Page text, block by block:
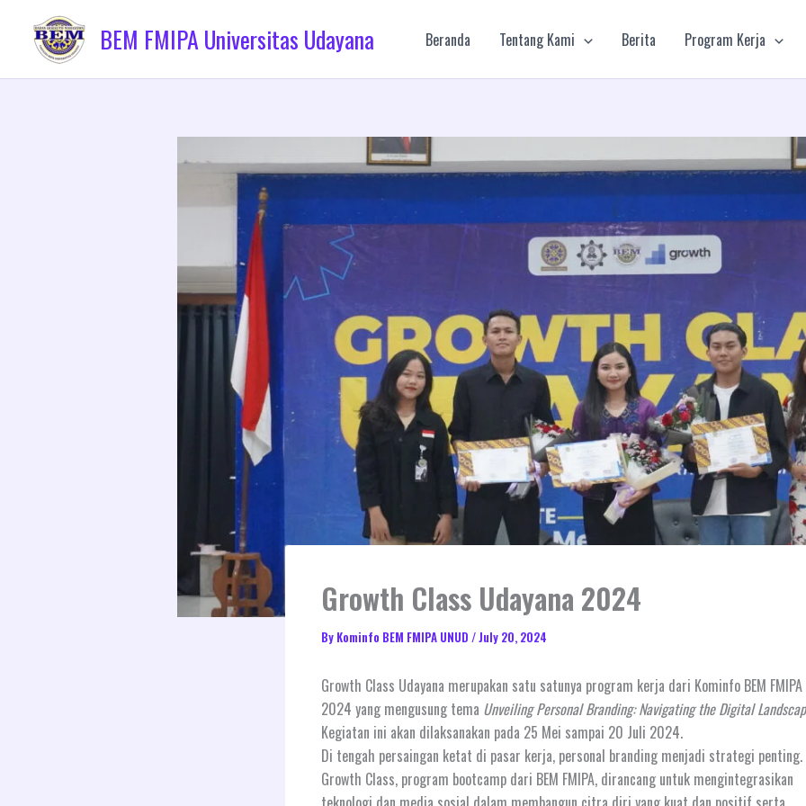
content
BEM FMIPA Universitas Udayana Beranda Tentang Kami Berita Program Kerja
Growth Class Udayana 2024
By Kominfo BEM FMIPA UNUD /July 20, 2024
Growth Class Udayana merupakan satu satunya program kerja dari Kominfo BEM FMIPA
2024 yang mengusung tema Unveiling Personal Branding: Navigating the Digital
Kegiatan ini akan dilaksanakan pada 25 Mei sampai 20 Juli 2024.
Di tengah persaingan ketat di pasar kerja, personal branding menjadi strategi penting.
Growth Class, program bootcamp dari BEM FMIPA, dirancang untuk mengintegrasikan